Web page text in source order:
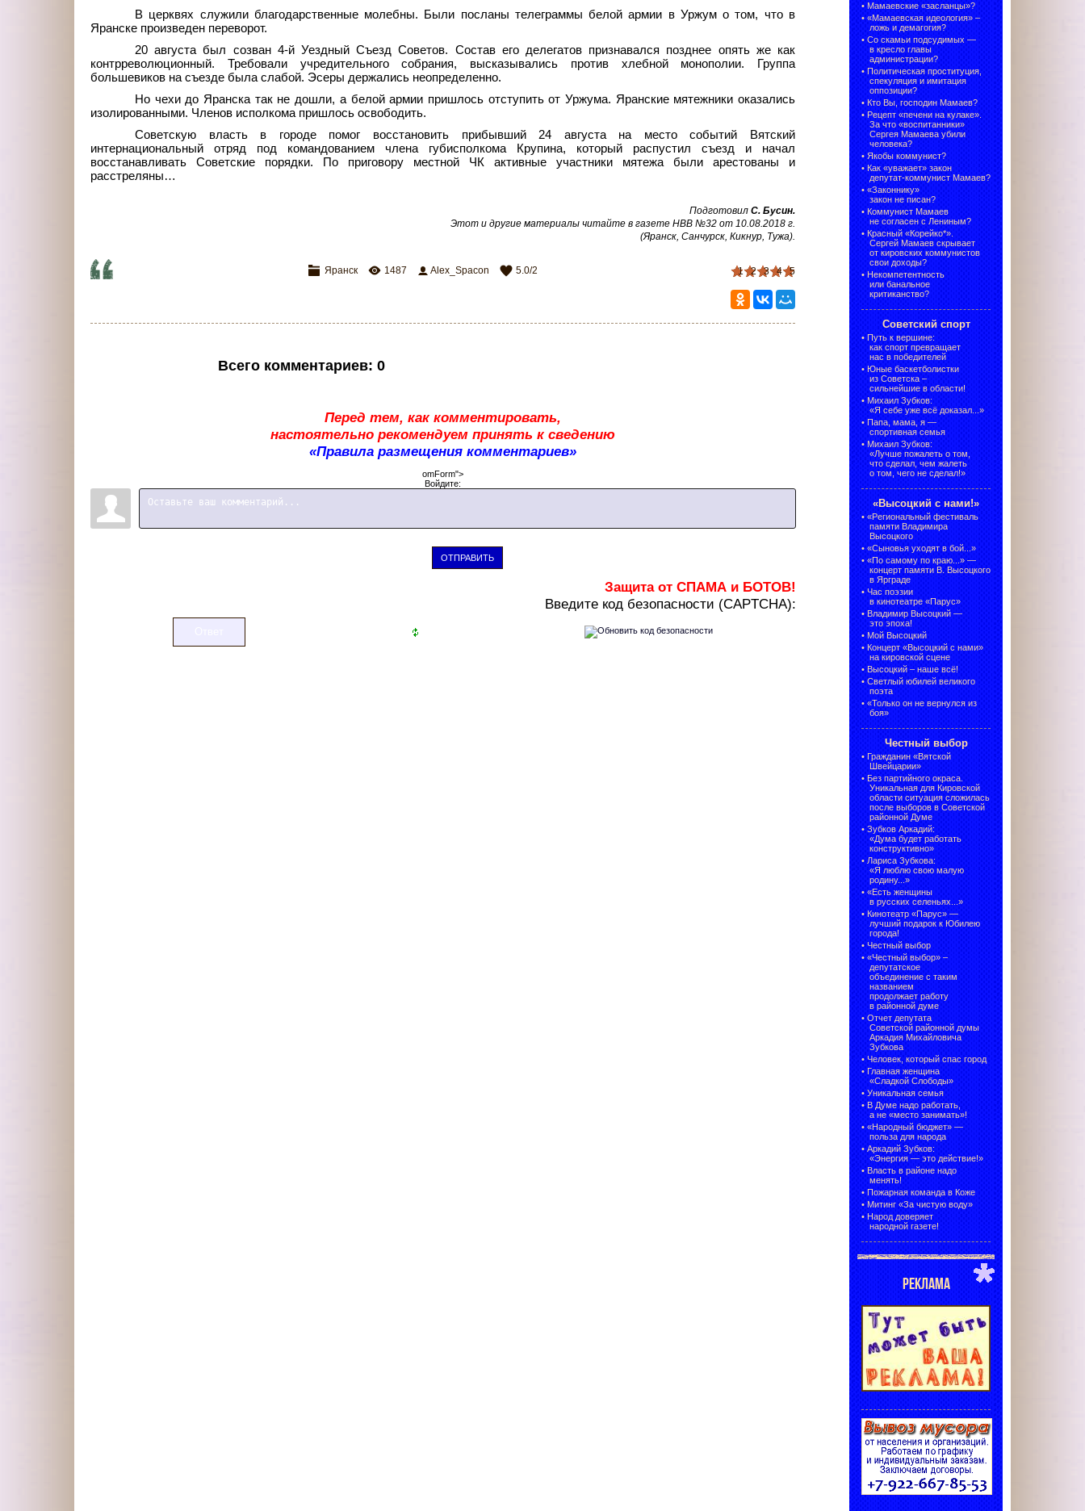
В церквях служили благодарственные молебны. Были посланы телеграммы белой армии в Уржум о том, что в
Яранске произведен переворот.
20 августа был созван 4-й Уездный Съезд Советов. Состав его делегатов признавался позднее опять же как
контрреволюционный. Требовали учредительного собрания, высказывались против хлебной монополии. Группа
большевиков на съезде была слабой. Эсеры держались неопределенно.
Но чехи до Яранска так не дошли, а белой армии пришлось отступить от Уржума. Яранские мятежники оказались
изолированными. Членов исполкома пришлось освободить.
Советскую власть в городе помог восстановить прибывший 24 августа на место событий Вятский
интернациональный отряд под командованием члена губисполкома Крупина, который распустил съезд и начал
восстанавливать Советские порядки. По приговору местной ЧК активные участники мятежа были арестованы и
расстреляны…
Подготовил С. Бусин.
Этот и другие материалы читайте в газете НВВ №32 от 10.08.2018 г.
(Яранск, Санчурск, Кикнур, Тужа).
1 2 3 4 5
Яранск 1487 Alex_Spacon 5.0/2
Всего комментариев: 0
Перед тем, как комментировать,
настоятельно рекомендуем принять к сведению
«Правила размещения комментариев»
omForm">
Войдите:
ОТПРАВИТЬ
Защита от СПАМА и БОТОВ!
Введите код безопасности (CAPTCHA):
• Мамаевские «засланцы»?
• «Мамаевская идеология» –
ложь и демагогия?
• Со скамьи подсудимых —
в кресло главы
администрации?
• Политическая проституция,
спекуляция и имитация
оппозиции?
• Кто Вы, господин Мамаев?
• Рецепт «печени на кулаке».
За что «воспитанники»
Сергея Мамаева убили
человека?
• Якобы коммунист?
• Как «уважает» закон
депутат-коммунист Мамаев?
• «Законнику»
закон не писан?
• Коммунист Мамаев
не согласен с Лениным?
• Красный «Корейко*».
Сергей Мамаев скрывает
от кировских коммунистов
свои доходы?
• Некомпетентность
или банальное
критиканство?
Советский спорт
• Путь к вершине:
как спорт превращает
нас в победителей
• Юные баскетболистки
из Советска –
сильнейшие в области!
• Михаил Зубков:
«Я себе уже всё доказал...»
• Папа, мама, я —
спортивная семья
• Михаил Зубков:
«Лучше пожалеть о том,
что сделал, чем жалеть
о том, чего не сделал!»
«Высоцкий с нами!»
• «Региональный фестиваль
памяти Владимира
Высоцкого
• «Сыновья уходят в бой...»
• «По самому по краю...» —
концерт памяти В. Высоцкого
в Ярграде
• Час поэзии
в кинотеатре «Парус»
• Владимир Высоцкий —
это эпоха!
• Мой Высоцкий
• Концерт «Высоцкий с нами»
на кировской сцене
• Высоцкий – наше всё!
• Светлый юбилей великого
поэта
• «Только он не вернулся из
боя»
Честный выбор
• Гражданин «Вятской
Швейцарии»
• Без партийного окраса.
Уникальная для Кировской
области ситуация сложилась
после выборов в Советской
районной Думе
• Зубков Аркадий:
«Дума будет работать
конструктивно»
• Лариса Зубкова:
«Я люблю свою малую
родину...»
• «Есть женщины
в русских селеньях...»
• Кинотеатр «Парус» —
лучший подарок к Юбилею
города!
• Честный выбор
• «Честный выбор» –
депутатское
объединение с таким
названием
продолжает работу
в районной думе
• Отчет депутата
Советской районной думы
Аркадия Михайловича
Зубкова
• Человек, который спас город
• Главная женщина
«Сладкой Слободы»
• Уникальная семья
• В Думе надо работать,
а не «место занимать»!
• «Народный бюджет» —
польза для народа
• Аркадий Зубков:
«Энергия — это действие!»
• Власть в районе надо
менять!
• Пожарная команда в Коже
• Митинг «За чистую воду»
• Народ доверяет
народной газете!
РЕКЛАМА